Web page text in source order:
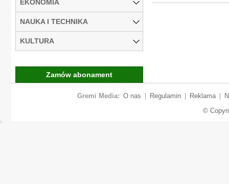
EKONOMIA
NAUKA I TECHNIKA
KULTURA
Zamów abonament
Gremi Media: O nas Regulamin Reklama
©